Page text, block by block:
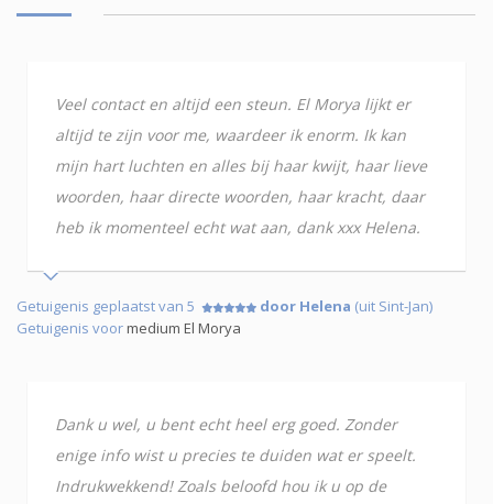
Veel contact en altijd een steun. El Morya lijkt er
altijd te zijn voor me, waardeer ik enorm. Ik kan
mijn hart luchten en alles bij haar kwijt, haar lieve
woorden, haar directe woorden, haar kracht, daar
heb ik momenteel echt wat aan, dank xxx Helena.
Getuigenis geplaatst van 5 door Helena (uit Sint-Jan)
Getuigenis voormedium El Morya
Dank u wel, u bent echt heel erg goed. Zonder
enige info wist u precies te duiden wat er speelt.
Indrukwekkend! Zoals beloofd hou ik u op de